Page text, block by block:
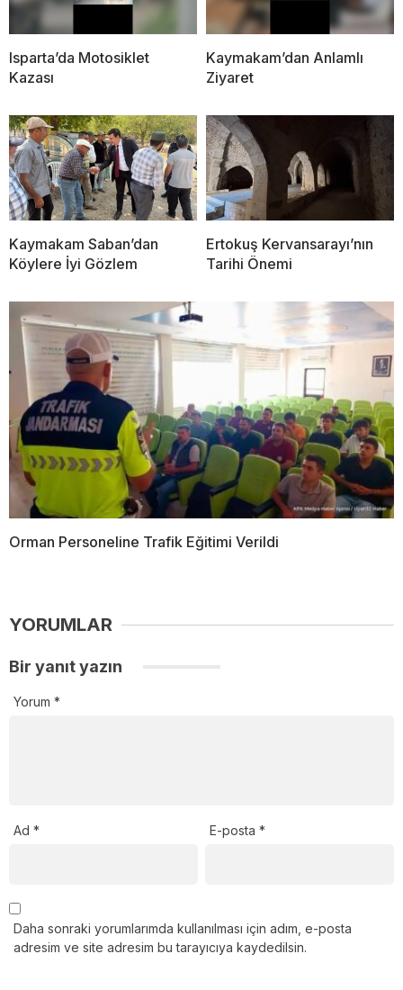
Isparta’da Motosiklet
Kazası
Kaymakam’dan Anlamlı
Ziyaret
Kaymakam Saban’dan
Köylere İyi Gözlem
Ertokuş Kervansarayı’nın
Tarihi Önemi
Orman Personeline Trafik Eğitimi Verildi
YORUMLAR
Bir yanıt yazın
Yorum *
Ad * E-posta*
Daha sonraki yorumlarımda kullanılması için adım, e-posta
adresim ve site adresim bu tarayıcıya kaydedilsin.